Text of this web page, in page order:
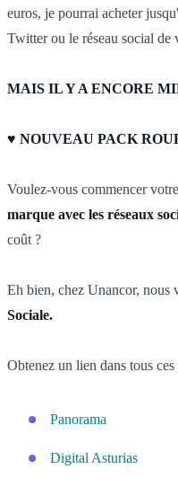
euros, je pourrai acheter
Twitter ou le réseau social de
MAIS IL Y A ENCORE
♥ NOUVEAU PACK
Voulez-vous commencer
marque avec les réseaux
coût ?
Eh bien, chez Unancor, nous
Sociale.
Obtenez un lien dans tous
Panorama
Digital Asturias